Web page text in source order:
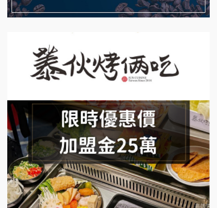
手作功夫茶加盟說明會
SHARE TEA歇腳亭加盟說明會
潮味決-湯滷專門店加盟說明會
鬍子茶加盟說明會
鮮茶道加盟說明會
微風亭鐵板燒加盟說明會
漫步藍咖啡加盟說明會